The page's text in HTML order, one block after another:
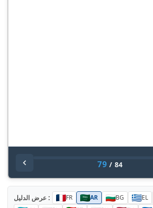
79 / 84
عرض الدليل : FR AR BG EL